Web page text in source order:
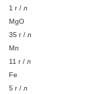
1 г / л
MgO
35 г / л
Мп
11 г / л
Fe
5 г / л